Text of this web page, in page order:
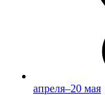
апреля–20 мая